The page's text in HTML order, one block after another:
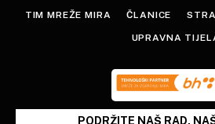
TIM MREŽE MIRA ČLANICE
UPRAVNA
PODRŽITE NAŠ RAD,